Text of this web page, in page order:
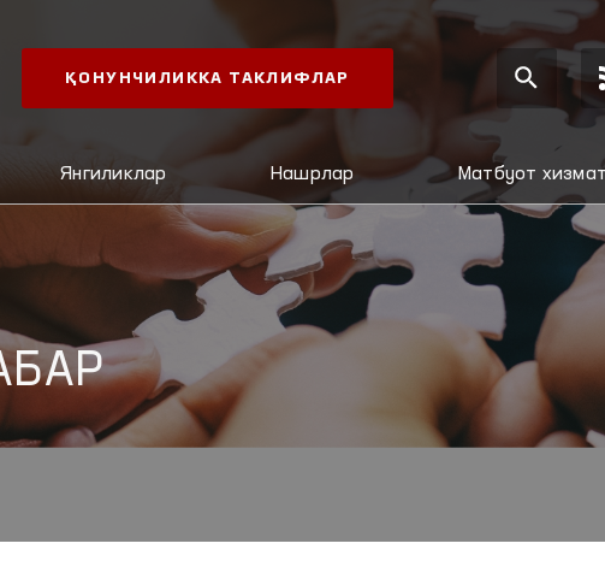
ҚОНУНЧИЛИККА ТАКЛИФЛАР
Янгиликлар Нашрлар Матбуот